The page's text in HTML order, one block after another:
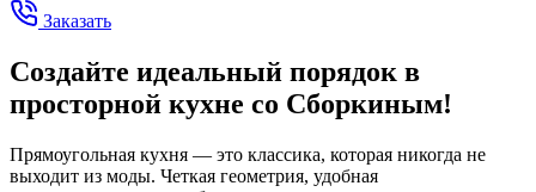
Заказать
Создайте идеальный порядок в
просторной кухне со Сборкиным!
Прямоугольная кухня — это классика, которая никогда не
выходит из моды. Четкая геометрия, удобная